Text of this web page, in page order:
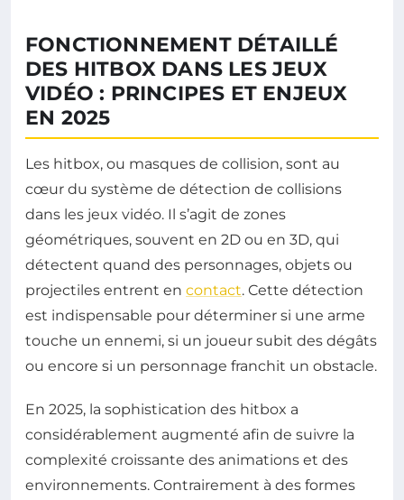
FONCTIONNEMENT DÉTAILLÉ
DES HITBOX DANS LES JEUX
VIDÉO : PRINCIPES ET ENJEUX
EN 2025
Les hitbox, ou masques de collision, sont au
cœur du système de détection de collisions
dans les jeux vidéo. Il s’agit de zones
géométriques, souvent en 2D ou en 3D, qui
détectent quand des personnages, objets ou
projectiles entrent en contact. Cette détection
est indispensable pour déterminer si une arme
touche un ennemi, si un joueur subit des dégâts
ou encore si un personnage franchit un obstacle.
En 2025, la sophistication des hitbox a
considérablement augmenté afin de suivre la
complexité croissante des animations et des
environnements. Contrairement à des formes